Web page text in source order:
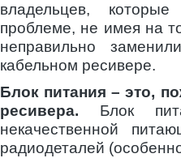
владельцев,
проблеме, не имея на
неправильно
кабельном ресивере.
Блок питания – это,
ресивера. Блок
некачественной
радиодеталей